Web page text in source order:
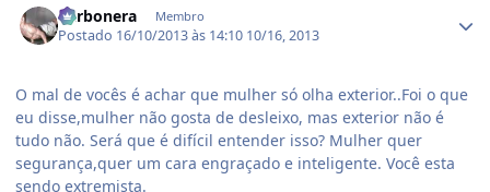
Carbonera Membro
Postado 16/10/2013 às 14:10 10/16, 2013
O mal de vocês é achar que mulher só olha exterior..Foi o que
eu disse,mulher não gosta de desleixo, mas exterior não é
tudo não. Será que é difícil entender isso? Mulher quer
segurança,quer um cara engraçado e inteligente. Você esta
sendo extremista.